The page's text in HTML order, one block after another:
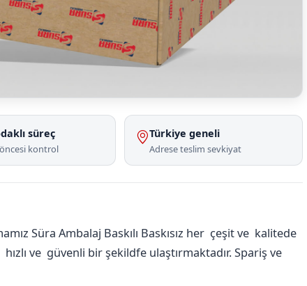
süreç
kontrol
Türkiye geneli
Adrese teslim sevkiyat
Süra Ambalaj Baskılı Baskısız her çeşit ve kalitede
ve güvenli bir şekildfe ulaştırmaktadır. Spariş ve